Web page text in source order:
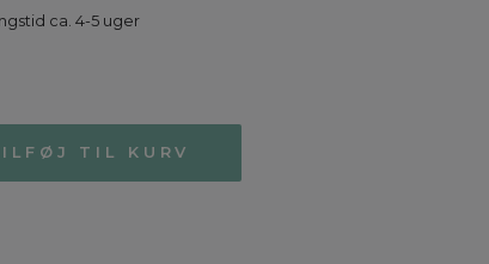
ca. 4-5 uger
TIL KURV